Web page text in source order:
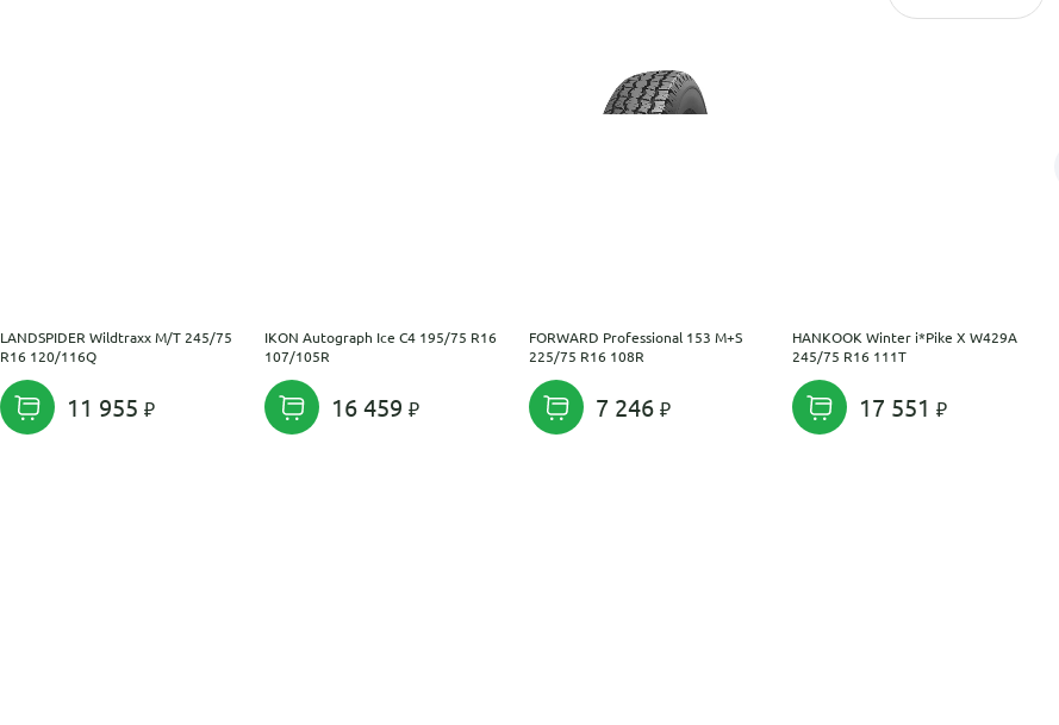
LANDSPIDER Wildtraxx M/T 245/75
R16 120/116Q
11 955
IKON Autograph Ice C4 195/75 R16
107/105R
16 459
FORWARD Professional 153 M+S
225/75 R16 108R
7 246
HANKOOK Winter i*Pike X W429A
245/75 R16 111T
17 551